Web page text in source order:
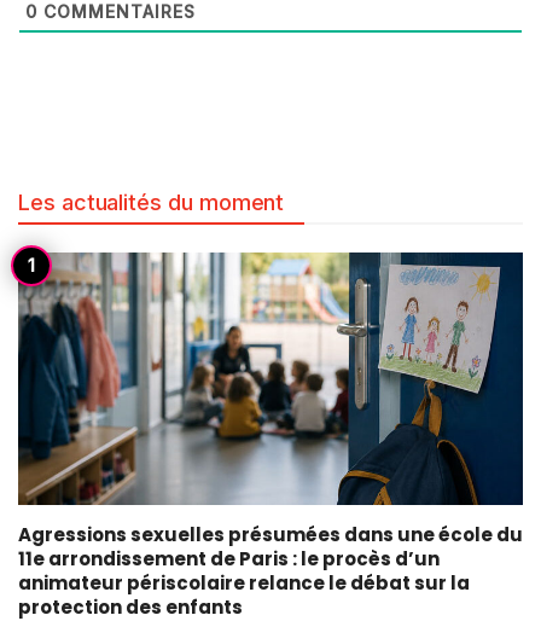
0 COMMENTAIRES
Les actualités du moment
Agressions sexuelles présumées dans une école du
11e arrondissement de Paris : le procès d’un
animateur périscolaire relance le débat sur la
protection des enfants